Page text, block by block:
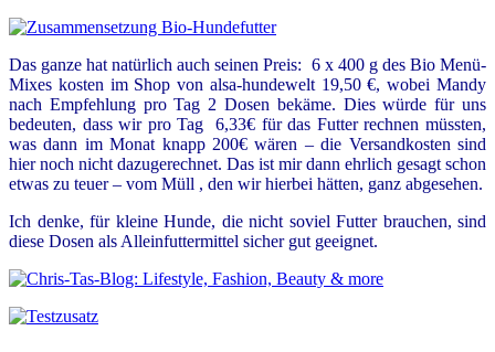
Das ganze hat natürlich auch seinen Preis: 6 x 400 g des Bio Menü-
Mixes kosten im Shop von alsa-hundewelt 19,50 €, wobei Mandy
nach Empfehlung pro Tag 2 Dosen bekäme. Dies würde für uns
bedeuten, dass wir pro Tag 6,33€ für das Futter rechnen müssten,
was dann im Monat knapp 200€ wären – die Versandkosten sind
hier noch nicht dazugerechnet. Das ist mir dann ehrlich gesagt schon
etwas zu teuer – vom Müll , den wir hierbei hätten, ganz abgesehen.
Ich denke, für kleine Hunde, die nicht soviel Futter brauchen, sind
diese Dosen als Alleinfuttermittel sicher gut geeignet.